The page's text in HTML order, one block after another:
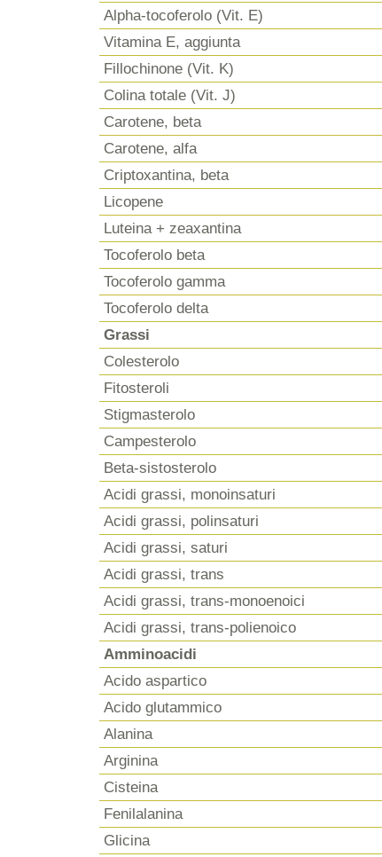
Alpha-tocoferolo (Vit. E)
Vitamina E, aggiunta
Fillochinone (Vit. K)
Colina totale (Vit. J)
Carotene, beta
Carotene, alfa
Criptoxantina, beta
Licopene
Luteina + zeaxantina
Tocoferolo beta
Tocoferolo gamma
Tocoferolo delta
Grassi
Colesterolo
Fitosteroli
Stigmasterolo
Campesterolo
Beta-sistosterolo
Acidi grassi, monoinsaturi
Acidi grassi, polinsaturi
Acidi grassi, saturi
Acidi grassi, trans
Acidi grassi, trans-monoenoici
Acidi grassi, trans-polienoico
Amminoacidi
Acido aspartico
Acido glutammico
Alanina
Arginina
Cisteina
Fenilalanina
Glicina